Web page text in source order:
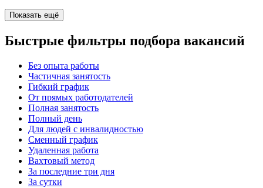
Показать ещё
Быстрые фильтры подбора вакансий
Без опыта работы
Частичная занятость
Гибкий график
От прямых работодателей
Полная занятость
Полный день
Для людей с инвалидностью
Сменный график
Удаленная работа
Вахтовый метод
За последние три дня
За сутки